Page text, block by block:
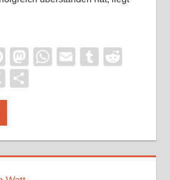
Pinterest
Mastodon
WhatsApp
EmailTumblr
X